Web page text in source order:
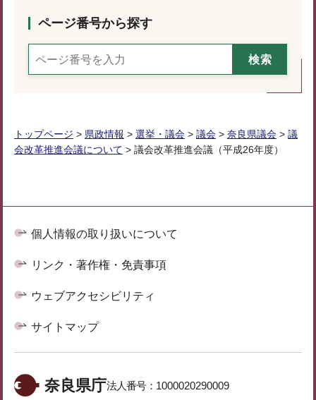
ページ番号から探す
トップページ > 県政情報 > 選挙・議会 > 議会 > 奈良県議会 > 議
会改革推進会議について > 議会改革推進会議（平成26年度）
個人情報の取り扱いについて
リンク・著作権・免責事項
ウェブアクセシビリティ
サイトマップ
奈良県庁法人番号： 1000020290009